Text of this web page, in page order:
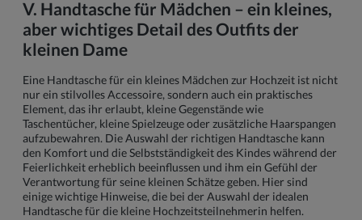
V. Handtasche für Mädchen – ein kleines,
aber wichtiges Detail des Outfits der
kleinen Dame
Eine Handtasche für ein kleines Mädchen zur Hochzeit ist nicht
nur ein stilvolles Accessoire, sondern auch ein praktisches
Element, das ihr erlaubt, kleine Gegenstände wie
Taschentücher, kleine Spielzeuge oder zusätzliche Haarspangen
aufzubewahren. Die Auswahl der richtigen Handtasche kann
den Komfort und die Selbstständigkeit des Kindes während der
Feierlichkeit erheblich beeinflussen und ihm ein Gefühl der
Verantwortung für seine kleinen Schätze geben. Hier sind
einige wichtige Hinweise, die bei der Auswahl der idealen
Handtasche für die kleine Hochzeitsteilnehmerin helfen.